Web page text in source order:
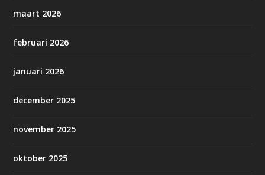
maart 2026
februari 2026
januari 2026
december 2025
november 2025
oktober 2025